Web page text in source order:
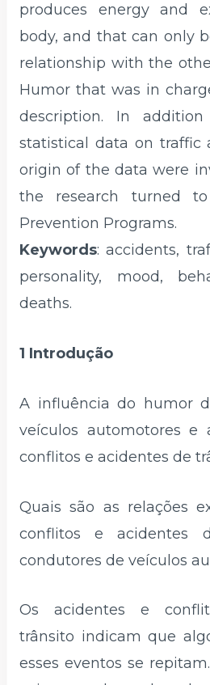
produces energy and
body, and that can only
relationship with the
Humor that was in
description. In
statistical data on traffic
origin of the data were
the research turned
Prevention Programs.
Keywords: accidents,
personality, mood,
deaths.
1 Introdução
A influência do humor
veículos automotores e
conflitos e acidentes de
Quais são as relações
conflitos e acidentes
condutores de veículos
Os acidentes e
trânsito indicam que
esses eventos se